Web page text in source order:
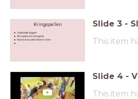
Kringspellen
Zakdoekje leggen
We maken een kringetje
Hoofd schouders knie en teen
Slide 3 -
This item
Slide 4 -
This item